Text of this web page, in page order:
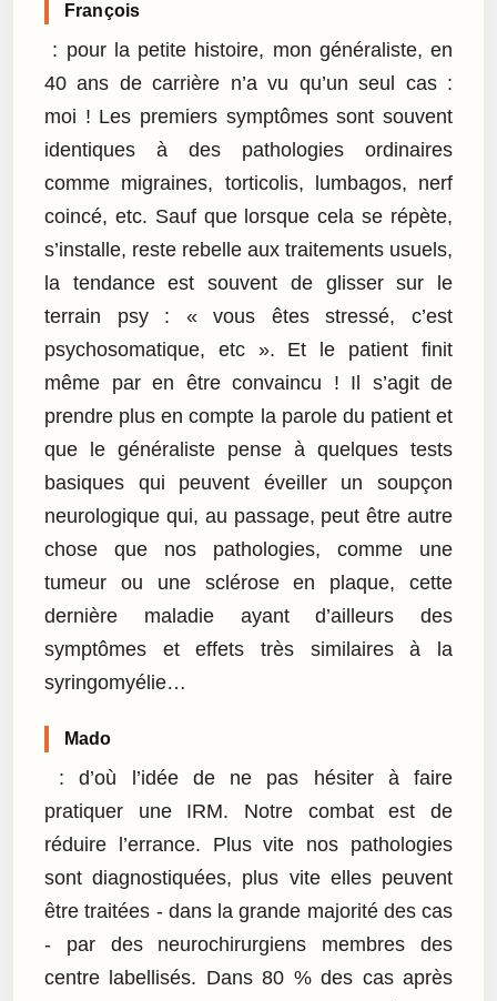
François
: pour la petite histoire, mon généraliste, en
40 ans de carrière n’a vu qu’un seul cas :
moi ! Les premiers symptômes sont souvent
identiques à des pathologies ordinaires
comme migraines, torticolis, lumbagos, nerf
coincé, etc. Sauf que lorsque cela se répète,
s’installe, reste rebelle aux traitements usuels,
la tendance est souvent de glisser sur le
terrain psy : « vous êtes stressé, c’est
psychosomatique, etc ». Et le patient finit
même par en être convaincu ! Il s’agit de
prendre plus en compte la parole du patient et
que le généraliste pense à quelques tests
basiques qui peuvent éveiller un soupçon
neurologique qui, au passage, peut être autre
chose que nos pathologies, comme une
tumeur ou une sclérose en plaque, cette
dernière maladie ayant d’ailleurs des
symptômes et effets très similaires à la
syringomyélie…
Mado
: d’où l’idée de ne pas hésiter à faire
pratiquer une IRM. Notre combat est de
réduire l’errance. Plus vite nos pathologies
sont diagnostiquées, plus vite elles peuvent
être traitées - dans la grande majorité des cas
- par des neurochirurgiens membres des
centre labellisés. Dans 80 % des cas après